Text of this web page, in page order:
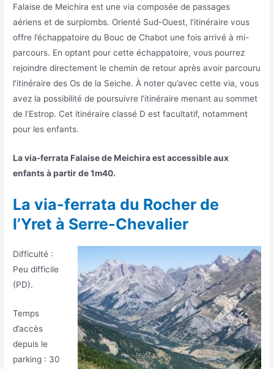
Falaise de Meichira est une via composée de passages
aériens et de surplombs. Orienté Sud-Ouest, l’itinéraire vous
offre l’échappatoire du Bouc de Chabot une fois arrivé à mi-
parcours. En optant pour cette échappatoire, vous pourrez
rejoindre directement le chemin de retour après avoir parcouru
l’itinéraire des Os de la Seiche. À noter qu’avec cette via, vous
avez la possibilité de poursuivre l’itinéraire menant au sommet
de l’Estrop. Cet itinéraire classé D est facultatif, notamment
pour les enfants.
La via-ferrata Falaise de Meichira est accessible aux
enfants à partir de 1m40.
La via-ferrata du Rocher de
l’Yret à Serre-Chevalier
Difficulté :
Peu difficile
(PD).
Temps
d’accès
depuis le
parking : 30